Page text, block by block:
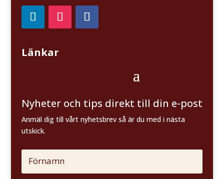
Länkar
Nyheter och tips direkt till din e-post
Anmäl dig till vårt nyhetsbrev så är du med i nästa
utskick.